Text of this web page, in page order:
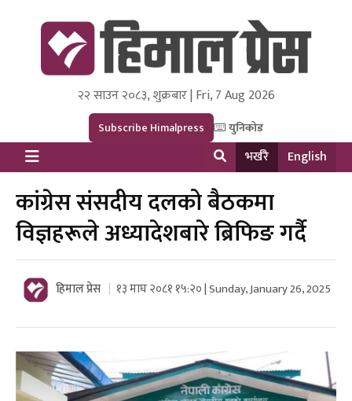
Himal Press
Dot NewsyNepal Media and Research Pvt Ltd.
२२ साउन २०८३, शुक्रबार | Fri, 7 Aug 2026
Subscribe Himalpress युनिकोड
भर्खरै English
कांग्रेस संसदीय दलको बैठकमा
विज्ञहरूले अध्यादेशबारे ब्रिफिङ गर्दै
हिमाल प्रेस १३ माघ २०८१ १५:२० | Sunday, January 26, 2025